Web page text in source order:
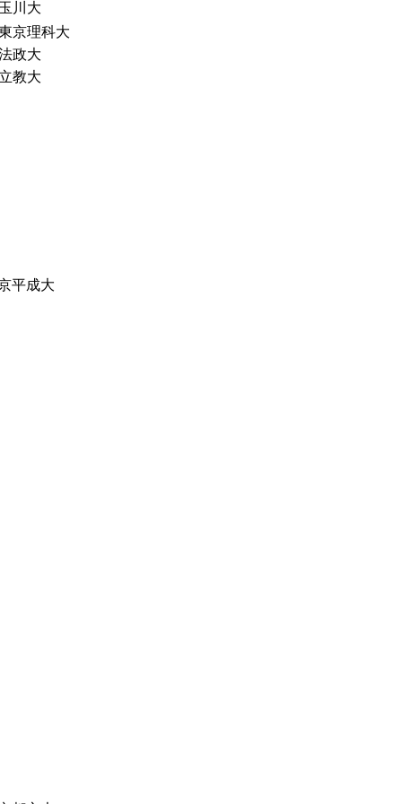
玉川大
京理科大
政大
立教大
平成大